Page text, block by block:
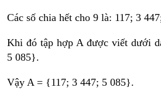
Các số chia hết cho 9 là: 117; 3
Khi đó tập hợp A được viết dưới
5 085}.
Vậy A = {117; 3 447; 5 085}.